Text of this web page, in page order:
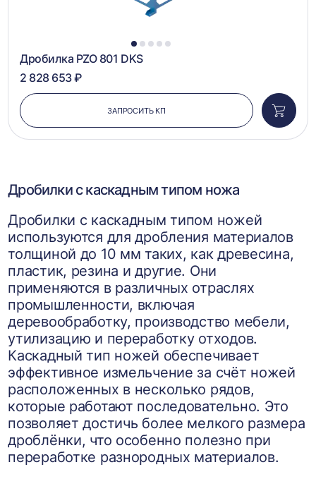
1 2 3 4 5
Дробилка PZO 801 DKS
2 828 653 ₽
ЗАПРОСИТЬ КП
в
Дробилки с каскадным типом ножа
Дробилки с каскадным типом ножей
используются для дробления материалов
толщиной до 10 мм таких, как древесина,
пластик, резина и другие. Они
применяются в различных отраслях
промышленности, включая
деревообработку, производство мебели,
утилизацию и переработку отходов.
Каскадный тип ножей обеспечивает
эффективное измельчение за счёт ножей
расположенных в несколько рядов,
которые работают последовательно. Это
позволяет достичь более мелкого размера
дроблёнки, что особенно полезно при
переработке разнородных материалов.